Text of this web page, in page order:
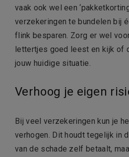
vaak ook wel een
verzekeringen te bundelen bij
flink besparen. Zorg er wel
lettertjes goed leest en kijk of
jouw huidige situatie.
Verhoog je eigen
Bij veel verzekeringen kun je
verhogen. Dit houdt tegelijk in
van de schade zelf betaalt,